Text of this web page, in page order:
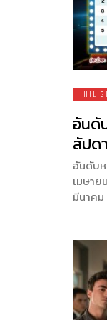
อันดั
สัปด
อันดับห
เมษาย
มีนาคม